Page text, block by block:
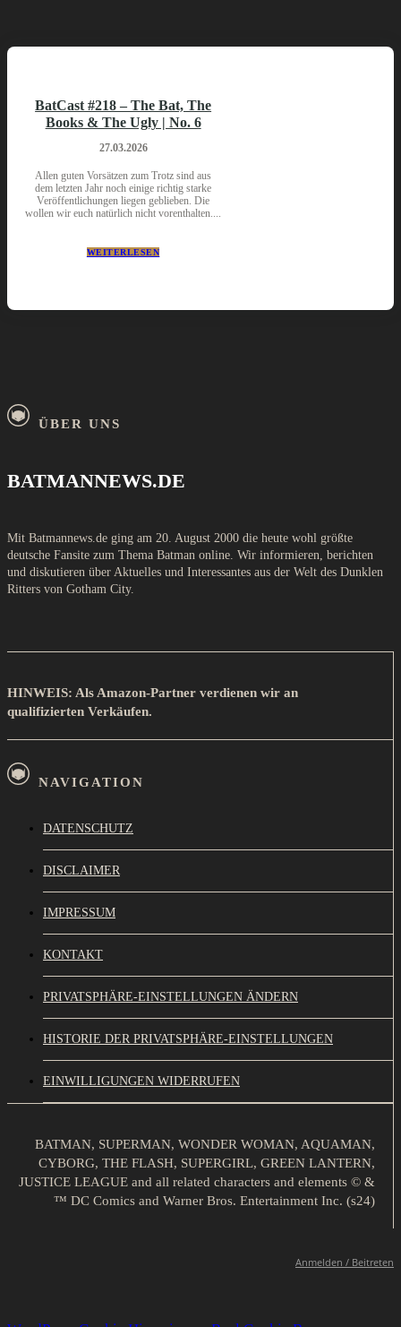
BatCast #218 – The Bat, The
Books & The Ugly | No. 6
27.03.2026
Allen guten Vorsätzen zum Trotz sind aus
dem letzten Jahr noch einige richtig starke
Veröffentlichungen liegen geblieben. Die
wollen wir euch natürlich nicht vorenthalten....
WEITERLESEN
ÜBER UNS
BATMANNEWS.DE
Mit Batmannews.de ging am 20. August 2000 die heute wohl größte
deutsche Fansite zum Thema Batman online. Wir informieren, berichten
und diskutieren über Aktuelles und Interessantes aus der Welt des Dunklen
Ritters von Gotham City.
HINWEIS: Als Amazon-Partner verdienen wir an
qualifizierten Verkäufen.
NAVIGATION
DATENSCHUTZ
DISCLAIMER
IMPRESSUM
KONTAKT
PRIVATSPHÄRE-EINSTELLUNGEN ÄNDERN
HISTORIE DER PRIVATSPHÄRE-EINSTELLUNGEN
EINWILLIGUNGEN WIDERRUFEN
BATMAN, SUPERMAN, WONDER WOMAN, AQUAMAN,
CYBORG, THE FLASH, SUPERGIRL, GREEN LANTERN,
JUSTICE LEAGUE and all related characters and elements © &
™ DC Comics and Warner Bros. Entertainment Inc. (s24)
Anmelden / Beitreten